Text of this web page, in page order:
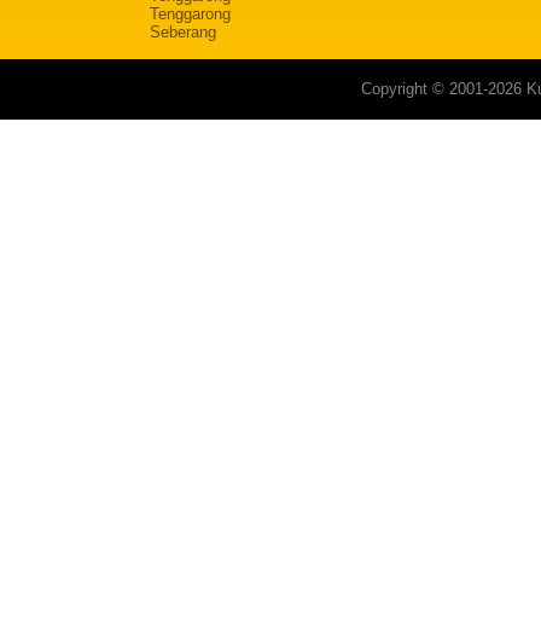
Tenggarong
Seberang
Copyright © 2001-2026